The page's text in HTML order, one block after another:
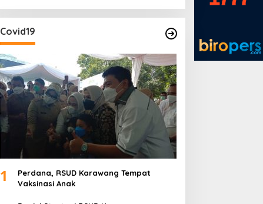
Covid19
1
Perdana, RSUD Karawang Tempat
Vaksinasi Anak